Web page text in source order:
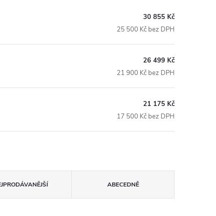
30 855 Kč
25 500 Kč bez DPH
26 499 Kč
21 900 Kč bez DPH
21 175 Kč
17 500 Kč bez DPH
ABECEDNĚ